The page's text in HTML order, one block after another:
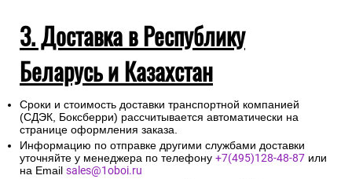
3. Доставка в Республику
Беларусь и Казахстан
Сроки и стоимость доставки транспортной компанией
(СДЭК, Боксберри) рассчитывается автоматически на
странице оформления заказа.
Информацию по отправке другими службами доставки
уточняйте у менеджера по телефону +7(495)128-48-87 или
на Email sales@1oboi.ru